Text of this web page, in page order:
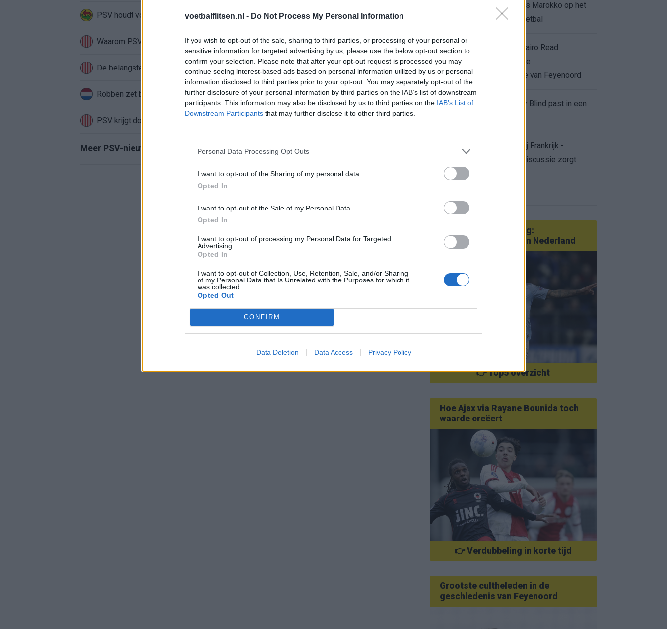
voetbalflitsen.nl - Do Not Process My Personal Information
If you wish to opt-out of the sale, sharing to third parties, or processing of your personal or
sensitive information for targeted advertising by us, please use the below opt-out section to
confirm your selection. Please note that after your opt-out request is processed you may
continue seeing interest-based ads based on personal information utilized by us or personal
information disclosed to third parties prior to your opt-out. You may separately opt-out of the
further disclosure of your personal information by third parties on the IAB’s list of downstream
participants. This information may also be disclosed by us to third parties on the IAB’s List of
Downstream Participants that may further disclose it to other third parties.
Personal Data Processing Opt Outs
I want to opt-out of the Sharing of my personal data.
Opted In
I want to opt-out of the Sale of my Personal Data.
Opted In
I want to opt-out of processing my Personal Data for Targeted
Advertising.
Opted In
I want to opt-out of Collection, Use, Retention, Sale, and/or Sharing
of my Personal Data that Is Unrelated with the Purposes for which it
was collected.
Opted Out
CONFIRM
Data Deletion Data Access Privacy Policy
PSV houdt voet bij stuk in Saibari-deal en dwingt Bayern tot alternatief plan
Waarom PSV niet langer verkoopt wanneer de markt daarom vraagt
De belangstelling voor Saibari zegt iets over de positie van PSV in Europa
Robben zet bij FC Groningen stap richting serieuzer trainerswerk
PSV krijgt door Como pot 2-status, maar voordeel blijft beperkt
Meer PSV-nieuws
Voor de Schilderswijk is Marokko op het
WK meer dan alleen voetbal
18.
Afgewezen bod op Givairo Read
onderstreept de stevige
onderhandelingspositie van Feyenoord
De terugkeer van Daley Blind past in een
Waarom de arbitrage bij Frankrijk -
Marokko voor zoveel discussie zorgt
Van Götze tot Sterling:
statementtransfers in Nederland
👉 Top5 overzicht
Hoe Ajax via Rayane Bounida toch
waarde creëert
👉 Verdubbeling in korte tijd
Grootste cultheleden in de
geschiedenis van Feyenoord